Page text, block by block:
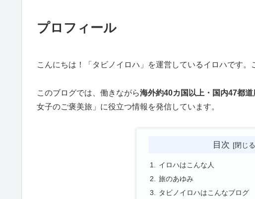
プロフィール
こんにちは！「タビノイロハ」を運営しているイロハです。
このブログでは、働きながら海外約40カ国以上・国内47都道
女子のご褒美旅」に役立つ情報を発信しています。
目次
イロハはこんな人
旅のあゆみ
タビノイロハはこんなブログ